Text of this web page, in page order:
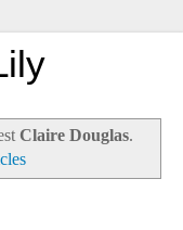
Claire Douglas.